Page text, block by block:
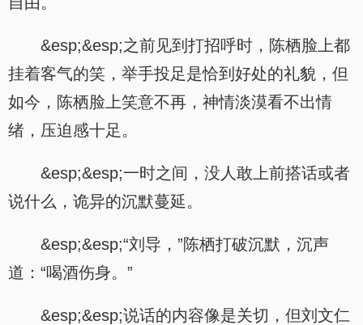
&esp;&esp;之前见到打招呼时，陈栖脸上都
挂着客气的笑，举手投足是恰到好处的礼貌，但
如今，陈栖脸上笑意不再，神情淡漠看不出情
绪，压迫感十足。
&esp;&esp;一时之间，没人敢上前搭话或者
说什么，诡异的沉默蔓延。
&esp;&esp;“刘导，”陈栖打破沉默，沉声
道：“喝酒伤身。”
&esp;&esp;说话的内容像是关切，但刘文仁